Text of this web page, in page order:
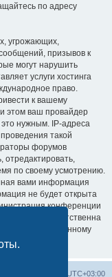
по адресу
угрожающих,
призывов к
могут нарушить
услуги хостинга
право.
к вашему
этом ваш провайдер
это нужным. IP-адреса
такой
форумов
по своему усмотрению.
вами информация
не будет открыта
конференции
быть ответственна
UTC+03:00